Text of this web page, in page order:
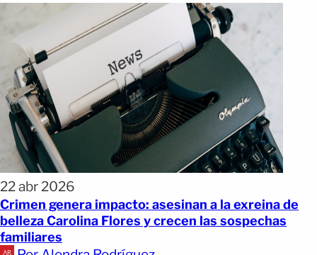
22 abr 2026
Crimen genera impacto: asesinan a la exreina de
belleza Carolina Flores y crecen las sospechas
familiares